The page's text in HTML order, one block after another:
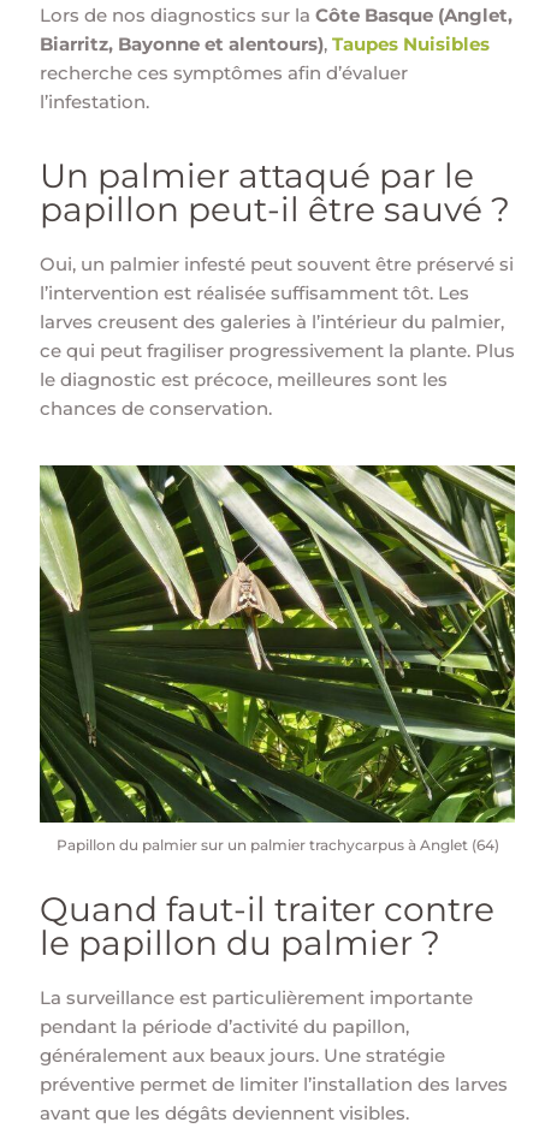
Lors de nos diagnostics sur la Côte Basque (Anglet,
Biarritz, Bayonne et alentours), Taupes Nuisibles
recherche ces symptômes afin d’évaluer
l’infestation.
Un palmier attaqué par le
papillon peut-il être sauvé ?
Oui, un palmier infesté peut souvent être préservé si
l’intervention est réalisée suffisamment tôt. Les
larves creusent des galeries à l’intérieur du palmier,
ce qui peut fragiliser progressivement la plante. Plus
le diagnostic est précoce, meilleures sont les
chances de conservation.
Papillon du palmier sur un palmier trachycarpus à Anglet (64)
Quand faut-il traiter contre
le papillon du palmier ?
La surveillance est particulièrement importante
pendant la période d’activité du papillon,
généralement aux beaux jours. Une stratégie
préventive permet de limiter l’installation des larves
avant que les dégâts deviennent visibles.